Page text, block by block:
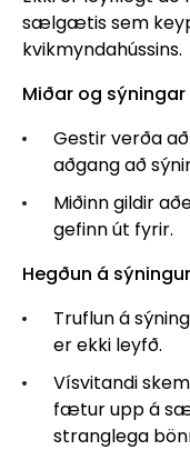
sælgætis sem
kvikmyndahússins.
Miðar og sýningar
Gestir verða
aðgang að
Miðinn gildir
gefinn út fyrir.
Hegðun á
Truflun á
er ekki leyfð.
Vísvitandi
fætur upp á
stranglega